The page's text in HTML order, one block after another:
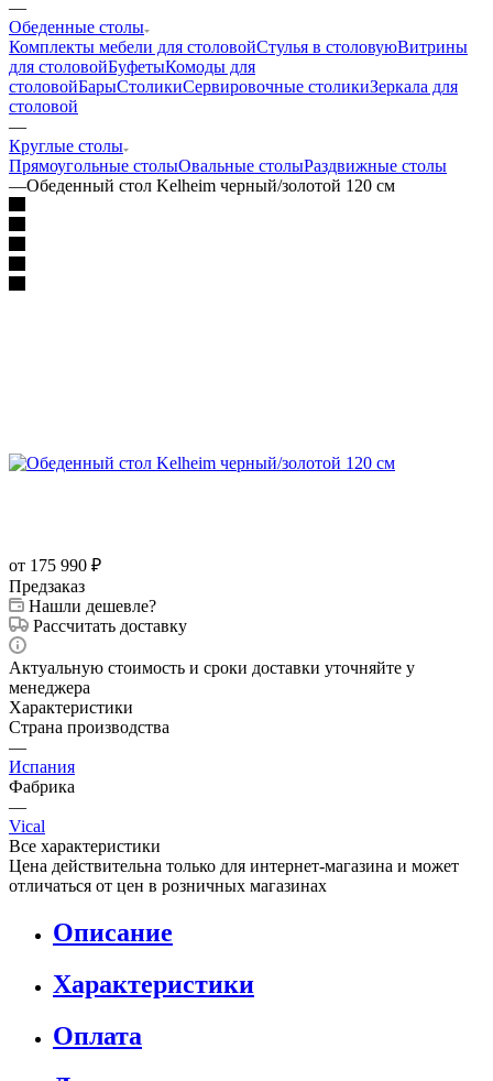
—
Обеденные столы
Комплекты мебели для столовойСтулья в столовуюВитрины
для столовойБуфетыКомоды для
столовойБарыСтоликиСервировочные столикиЗеркала для
столовой
—
Круглые столы
Прямоугольные столыОвальные столыРаздвижные столы
—Обеденный стол Kelheim черный/золотой 120 см
от 175 990 ₽
Предзаказ
Нашли дешевле?
Рассчитать доставку
Актуальную стоимость и сроки доставки уточняйте у
менеджера
Характеристики
Страна производства
—
Испания
Фабрика
—
Vical
Все характеристики
Цена действительна только для интернет-магазина и может
отличаться от цен в розничных магазинах
Описание
Характеристики
Оплата